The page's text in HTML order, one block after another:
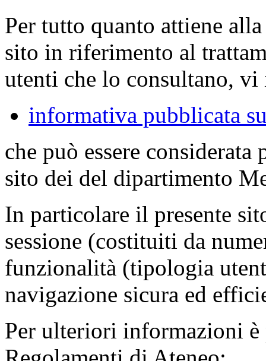
Per tutto quanto attiene
sito in riferimento al
utenti che lo consultano,
informativa pubblicata
che può essere
sito dei del dipartimento
In particolare il presente
sessione (costituiti da
funzionalità (tipologia
navigazione sicura ed
Per ulteriori informazioni è